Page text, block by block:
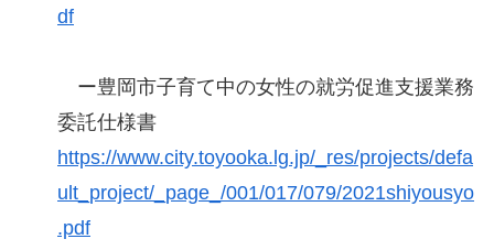
df
ー豊岡市子育て中の女性の就労促進支援業務
委託仕様書
https://www.city.toyooka.lg.jp/_res/projects/defa
ult_project/_page_/001/017/079/2021shiyousyo
.pdf